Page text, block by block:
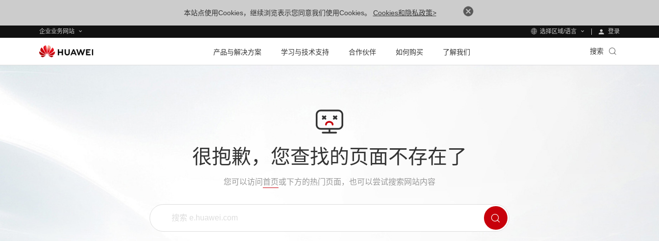
本站点使用Cookies，继续浏览表示您同意我们使用Cookies。 Cookies和隐私政策>
企业业务网站 选择区域/语言 登录
产品与解决方案 学习与技术支持 合作伙伴 如何购买 了解我们 搜索
很抱歉，您查找的页面不存在了
您可以访问 首页或下方的热门页面，也可以尝试搜索网站内容